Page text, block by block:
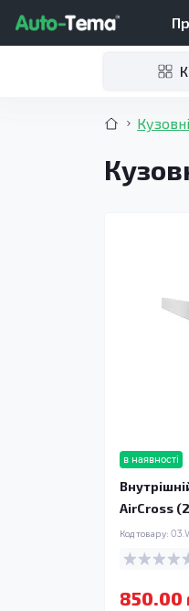
в наявності
AirCross
Код товару:
850.00